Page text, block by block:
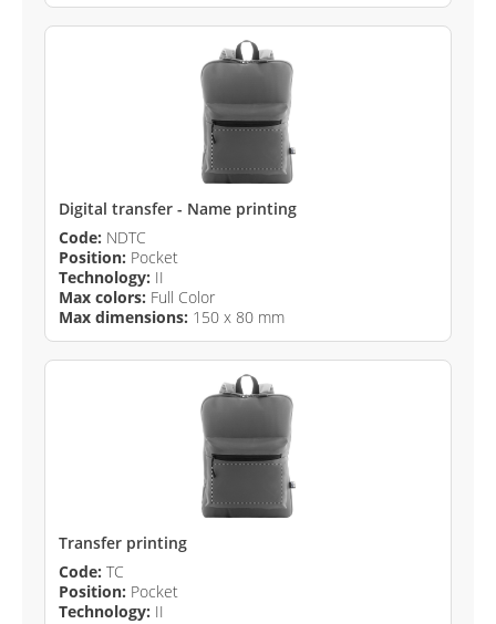
Digital transfer - Name printing
Code: NDTC
Position: Pocket
Technology: II
Max colors: Full Color
Max dimensions: 150 x 80 mm
Transfer printing
Code: TC
Position: Pocket
Technology: II